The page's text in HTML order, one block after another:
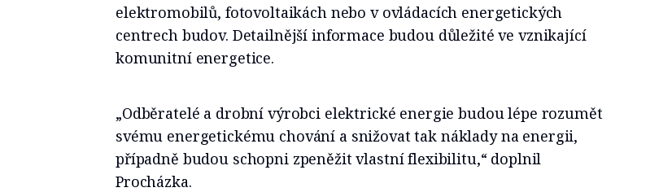
elektromobilů, fotovoltaikách nebo v ovládacích energetických
centrech budov. Detailnější informace budou důležité ve vznikající
komunitní energetice.
„Odběratelé a drobní výrobci elektrické energie budou lépe rozumět
svému energetickému chování a snižovat tak náklady na energii,
případně budou schopni zpeněžit vlastní flexibilitu,“ doplnil
Procházka.